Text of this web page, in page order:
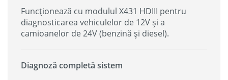
Funcționează cu modulul X431 HDIII pentru
diagnosticarea vehiculelor de 12V și a
camioanelor de 24V (benzină și diesel).
Diagnoză completă sistem